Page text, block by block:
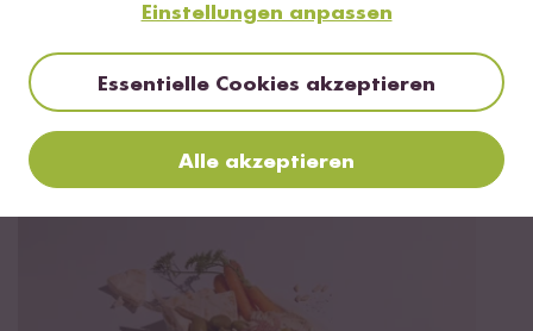
per E-Mail zugeschickt.
Extra
Einstellungen anpassen
Essentielle Cookies akzeptieren
Alle akzeptieren